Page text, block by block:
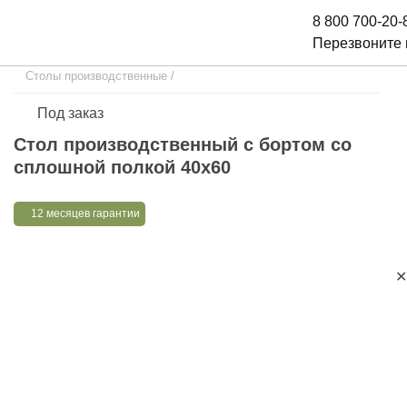
8 800 700-20-
Перезвоните
Столы производственные /
Стол производственный с бортом со
сплошной полкой 40х60
12 месяцев гарантии
Под заказ
✕